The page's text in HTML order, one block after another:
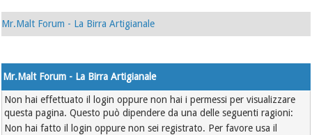
Mr.Malt Forum - La Birra Artigianale
Mr.Malt Forum - La Birra Artigianale
Non hai effettuato il login oppure non hai i permessi per visualizzare
questa pagina. Questo può dipendere da una delle seguenti ragioni:
Non hai fatto il login oppure non sei registrato. Per favore usa il